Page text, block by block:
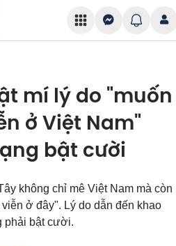
mí lý do "muốn
ở Việt Nam"
bật cười
không chỉ mê Việt Nam mà còn
ở đây". Lý do dẫn đến khao
phải bật cười.